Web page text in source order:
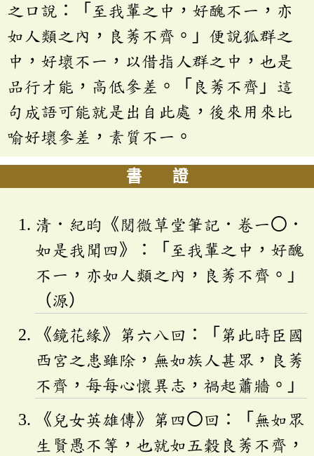
之口說：「至我輩之中，好醜不一，亦
如人類之內，良莠不齊。」便說狐群之
中，好壞不一，以借指人群之中，也是
品行才能，高低參差。「良莠不齊」這
句成語可能就是出自此處，後來用來比
喻好壞參差，素質不一。
書 證
清．紀昀《閱微草堂筆記．卷一〇．
如是我聞四》：「至我輩之中，好醜
不一，亦如人類之內，良莠不齊。」
（源）
《鏡花緣》第六八回：「第此時臣國
西宮之患雖除，無如族人甚眾，良莠
不齊，每每心懷異志，禍起蕭牆。」
《兒女英雄傳》第四〇回：「無如眾
生賢愚不等，也就如五穀良莠不齊，